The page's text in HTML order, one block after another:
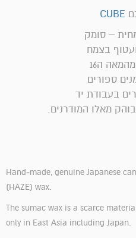
CUBE
– סומק
ה16
ספורים
בעבודת יד
מאלו המודרנים.
Hand-made, genuine Japanese
(HAZE) wax.
The sumac wax is a scarce
only in East Asia including Japan.